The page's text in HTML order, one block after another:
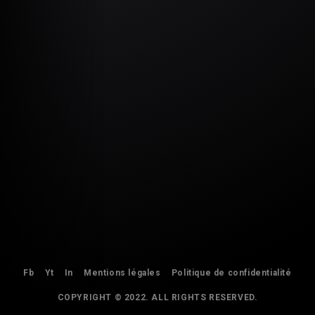
Fb Yt In Mentions légales Politique de confidentialité
COPYRIGHT © 2022. ALL RIGHTS RESERVED.